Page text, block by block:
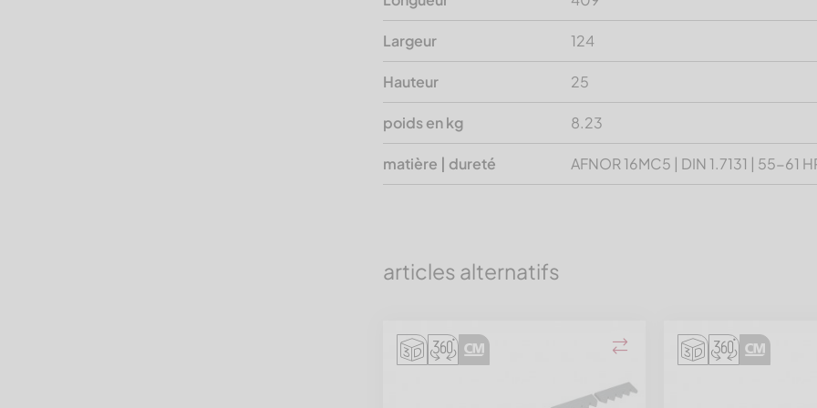
Largeur 124
Hauteur 25
poids en kg 8.23
matière | dureté AFNOR 16MC5 | DIN 1.7131 | 55-61
articles alternatifs